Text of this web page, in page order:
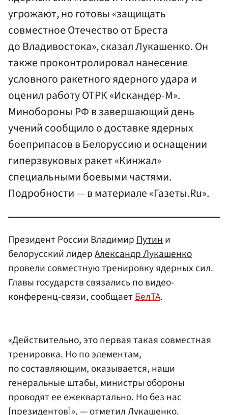
угрожают, но готовы «защищать
совместное Отечество от Бреста
до Владивостока», сказал Лукашенко. Он
также проконтролировал нанесение
условного ракетного ядерного удара и
оценил работу ОТРК «Искандер-М».
Минобороны РФ в завершающий день
учений сообщило о доставке ядерных
боеприпасов в Белоруссию и оснащении
гиперзвуковых ракет «Кинжал»
специальными боевыми частями.
Подробности — в материале «Газеты.Ru».
Президент России ВладимирПутини
белорусский лидерАлександр Лукашенко
провели совместную тренировку ядерных сил.
Главы государств связались по видео-
конференц-связи, сообщаетБелТА.
«Действительно, это первая такая совместная
тренировка. Но по элементам,
по составляющим, оказывается, наши
генеральные штабы, министры обороны
проводят ее ежеквартально. Но без нас
[президентов]», — отметил Лукашенко.